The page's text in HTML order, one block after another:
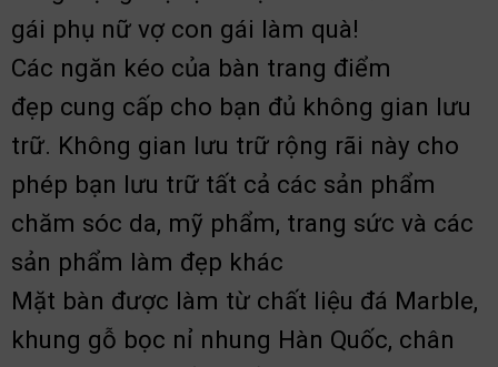
gái phụ nữ vợ con gái làm quà!
Các ngăn kéo của bàn trang điểm
đẹp cung cấp cho bạn đủ không gian lưu
trữ. Không gian lưu trữ rộng rãi này cho
phép bạn lưu trữ tất cả các sản phẩm
chăm sóc da, mỹ phẩm, trang sức và các
sản phẩm làm đẹp khác
Mặt bàn được làm từ chất liệu đá Marble,
khung gỗ bọc nỉ nhung Hàn Quốc, chân